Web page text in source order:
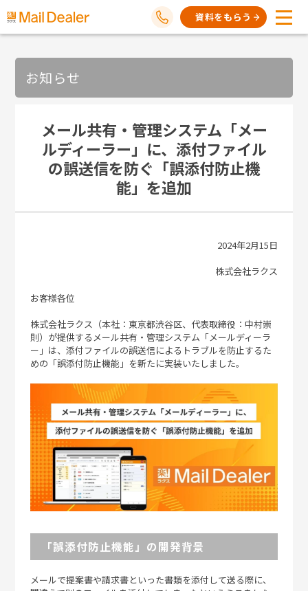
資料をもらう
お知らせ
メール共有・管理システム「メー
ルディーラー」に、 添付ファイル
の誤送信を防ぐ「誤添付防止機
能」を追加
2024年2月15日
株式会社ラクス
お客様各位
株式会社ラクス（本社：東京都渋谷区、代表取締役：中村崇
則）が提供するメール共有・管理システム「メールディーラ
ー」は、添付ファイルの誤送信によるトラブルを防止するた
めの「誤添付防止機能」を新たに実装いたしました。
「誤添付防止機能」の開発背景
メールで提案書や請求書といった書類を添付して送る際に、